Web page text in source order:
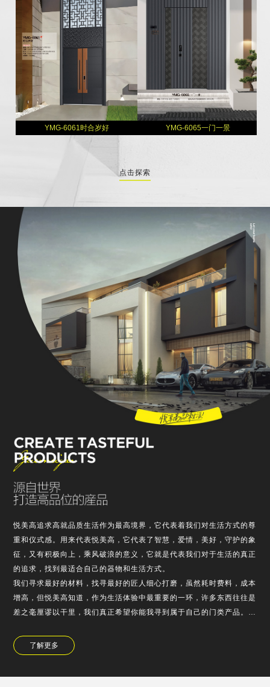
YMG-6061时合岁好 YMG-6065一门一景
点击探索
悦美高追求高就品质生活作为最高境界，它代表着我们对生活方式的尊
重和仪式感。用来代表悦美高，它代表了智慧，爱情，美好，守护的象
征，又有积极向上，乘风破浪的意义，它就是代表我们对于生活的真正
的追求，找到最适合自己的器物和生活方式。
我们寻求最好的材料，找寻最好的匠人细心打磨，虽然耗时费料，成本
增高，但悦美高知道，作为生活体验中最重要的一环，许多东西往往是
差之毫厘谬以干里，我们真正希望你能我寻到属于自己的门类产品。
弃外观，它是精老…
了解更多